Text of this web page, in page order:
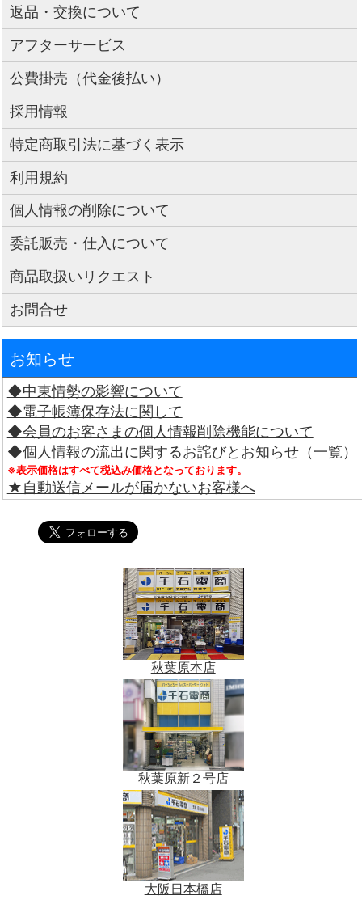
返品・交換について
アフターサービス
公費掛売（代金後払い）
採用情報
特定商取引法に基づく表示
利用規約
個人情報の削除について
委託販売・仕入について
商品取扱いリクエスト
お問合せ
お知らせ
◆中東情勢の影響について
◆電子帳簿保存法に関して
◆会員のお客さまの個人情報削除機能について
◆個人情報の流出に関するお詫びとお知らせ（一覧）
※表示価格はすべて税込み価格となっております。
★自動送信メールが届かないお客様へ
秋葉原本店
秋葉原新２号店
大阪日本橋店